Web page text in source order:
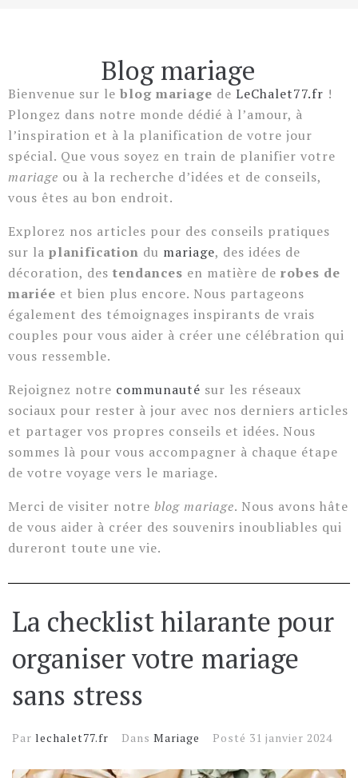
Blog mariage
Bienvenue sur le blog mariage de LeChalet77.fr !
Plongez dans notre monde dédié à l’amour, à
l’inspiration et à la planification de votre jour
spécial. Que vous soyez en train de planifier votre
mariage ou à la recherche d’idées et de conseils,
vous êtes au bon endroit.
Explorez nos articles pour des conseils pratiques
sur la planification du mariage, des idées de
décoration, des tendances en matière de robes de
mariée et bien plus encore. Nous partageons
également des témoignages inspirants de vrais
couples pour vous aider à créer une célébration qui
vous ressemble.
Rejoignez notre communauté sur les réseaux
sociaux pour rester à jour avec nos derniers articles
et partager vos propres conseils et idées. Nous
sommes là pour vous accompagner à chaque étape
de votre voyage vers le mariage.
Merci de visiter notre blog mariage. Nous avons hâte
de vous aider à créer des souvenirs inoubliables qui
dureront toute une vie.
La checklist hilarante pour
organiser votre mariage
sans stress
Par lechalet77.fr Dans Mariage Posté 31 janvier 2024